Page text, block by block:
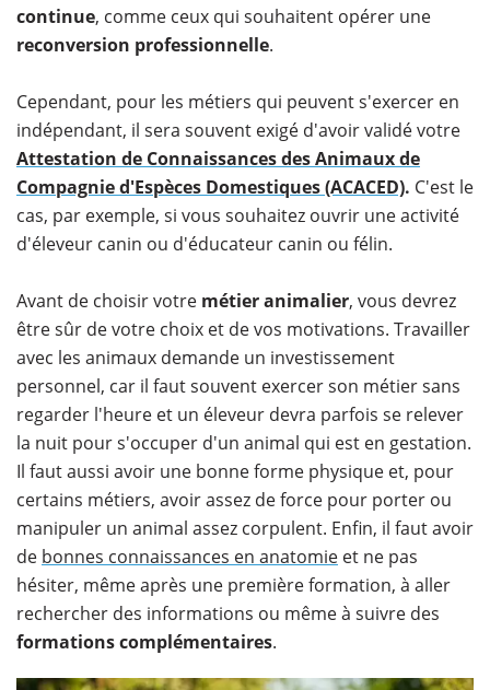
continue, comme ceux qui souhaitent opérer une
reconversion professionnelle.
Cependant, pour les métiers qui peuvent s'exercer en
indépendant, il sera souvent exigé d'avoir validé votre
Attestation de Connaissances des Animaux de
Compagnie d'Espèces Domestiques (ACACED). C'est le
cas, par exemple, si vous souhaitez ouvrir une activité
d'éleveur canin ou d'éducateur canin ou félin.
Avant de choisir votre métier animalier, vous devrez
être sûr de votre choix et de vos motivations. Travailler
avec les animaux demande un investissement
personnel, car il faut souvent exercer son métier sans
regarder l'heure et un éleveur devra parfois se relever
la nuit pour s'occuper d'un animal qui est en gestation.
Il faut aussi avoir une bonne forme physique et, pour
certains métiers, avoir assez de force pour porter ou
manipuler un animal assez corpulent. Enfin, il faut avoir
de bonnes connaissances en anatomie et ne pas
hésiter, même après une première formation, à aller
rechercher des informations ou même à suivre des
formations complémentaires.